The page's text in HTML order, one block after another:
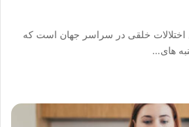
اختلالات خلقی در سراسر جهان است که
های…